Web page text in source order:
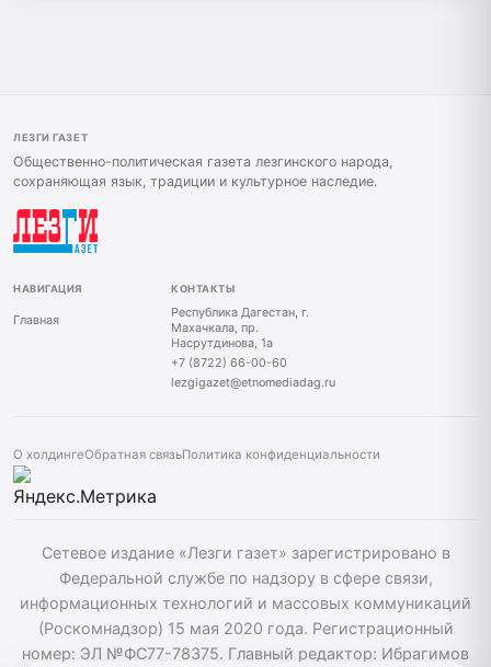
ЛЕЗГИ ГАЗЕТ
Общественно-политическая газета лезгинского народа,
сохраняющая язык, традиции и культурное наследие.
НАВИГАЦИЯ
Главная
КОНТАКТЫ
Республика Дагестан, г.
Махачкала, пр.
Насрутдинова, 1а
+7 (8722) 66-00-60
lezgigazet@etnomediadag.ru
О холдингеОбратная связьПолитика конфиденциальности
Сетевое издание «Лезги газет» зарегистрировано в
Федеральной службе по надзору в сфере связи,
информационных технологий и массовых коммуникаций
(Роскомнадзор) 15 мая 2020 года. Регистрационный
номер: ЭЛ №ФС77-78375. Главный редактор: Ибрагимов